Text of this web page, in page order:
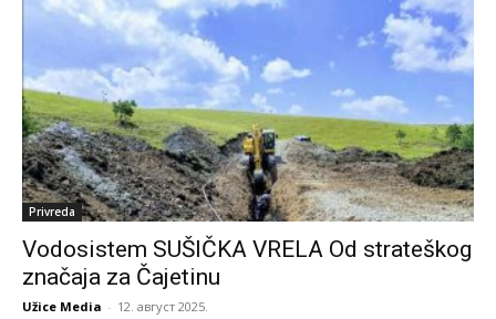
Privreda
Vodosistem SUŠIČKA VRELA Od strateškog
značaja za Čajetinu
Užice Media - 12. август 2025.